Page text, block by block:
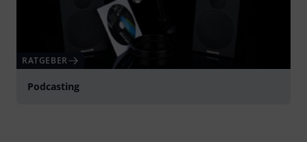
RATGEBER
Podcasting